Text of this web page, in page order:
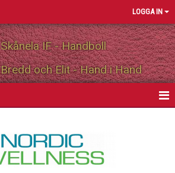
LOGGA IN
Skånela IF - Handboll
Bredd och Elit - Hand i Hand